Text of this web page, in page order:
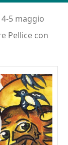
5 maggio
Pellice con